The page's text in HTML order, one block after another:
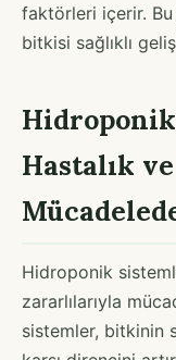
faktörleri içerir.
bitkisi sağlıklı
Hastalık
Hidroponik
zararlılarıyla
sistemler, bitkinin